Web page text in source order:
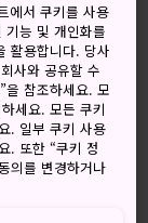
에서 쿠키를 사용
능 및 개인화를
활용합니다. 당사
사와 공유할 수
을 참조하세요. 모
세요. 모든 쿠키
. 일부 쿠키 사용
. 또한 “쿠키 정
의를 변경하거나